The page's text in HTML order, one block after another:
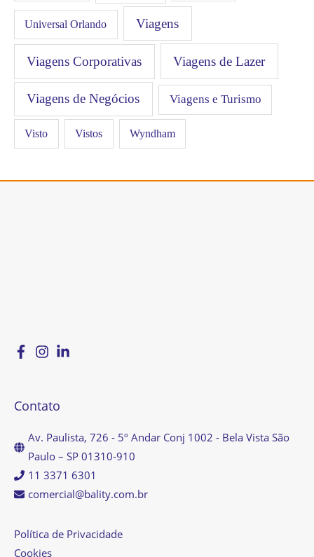
Universal Orlando Viagens
Viagens Corporativas Viagens de Lazer
Viagens de Negócios Viagens e Turismo
Visto Vistos Wyndham
Contato
Av. Paulista, 726 - 5º Andar Conj 1002 - Bela Vista São
Paulo – SP 01310-910
11 3371 6301
comercial@bality.com.br
Política de Privacidade
Cookies